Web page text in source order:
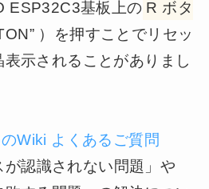
ESP32C3基板上の R ボタ
）を押すことでリセッ
表示されることがありまし
Wiki よくあるご質問
が認識されない問題」や